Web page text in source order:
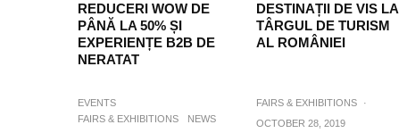
REDUCERI WOW DE
PÂNĂ LA 50% ȘI
EXPERIENȚE B2B DE
NERATAT
DESTINAȚII DE VIS LA
TÂRGUL DE TURISM
AL ROMÂNIEI
EVENTS
FAIRS & EXHIBITIONS
NEWS
FAIRS & EXHIBITIONS
·
OCTOBER 28, 2019